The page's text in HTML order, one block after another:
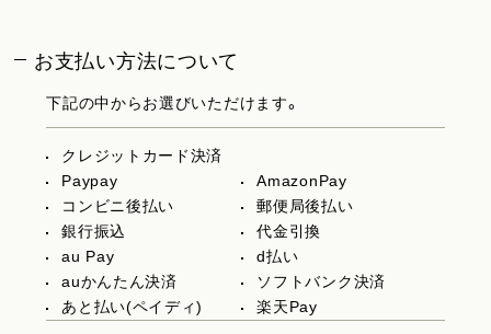
お支払い方法について
下記の中からお選びいただけます。
クレジットカード決済
Paypay
AmazonPay
コンビニ後払い
郵便局後払い
銀行振込
代金引換
au Pay
d払い
auかんたん決済
ソフトバンク決済
あと払い(ペイディ)
楽天Pay